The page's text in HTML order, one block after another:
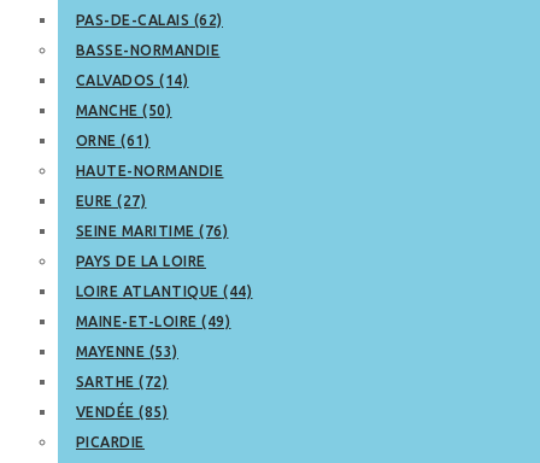
PAS-DE-CALAIS (62)
BASSE-NORMANDIE
CALVADOS (14)
MANCHE (50)
ORNE (61)
HAUTE-NORMANDIE
EURE (27)
SEINE MARITIME (76)
PAYS DE LA LOIRE
LOIRE ATLANTIQUE (44)
MAINE-ET-LOIRE (49)
MAYENNE (53)
SARTHE (72)
VENDÉE (85)
PICARDIE